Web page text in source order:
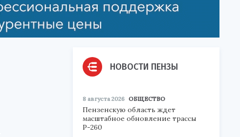
НОВОСТИ ПЕНЗЫ
8 августа 2026 ОБЩЕСТВО
Пензенскую область ждет
масштабное обновление трассы
Р-260